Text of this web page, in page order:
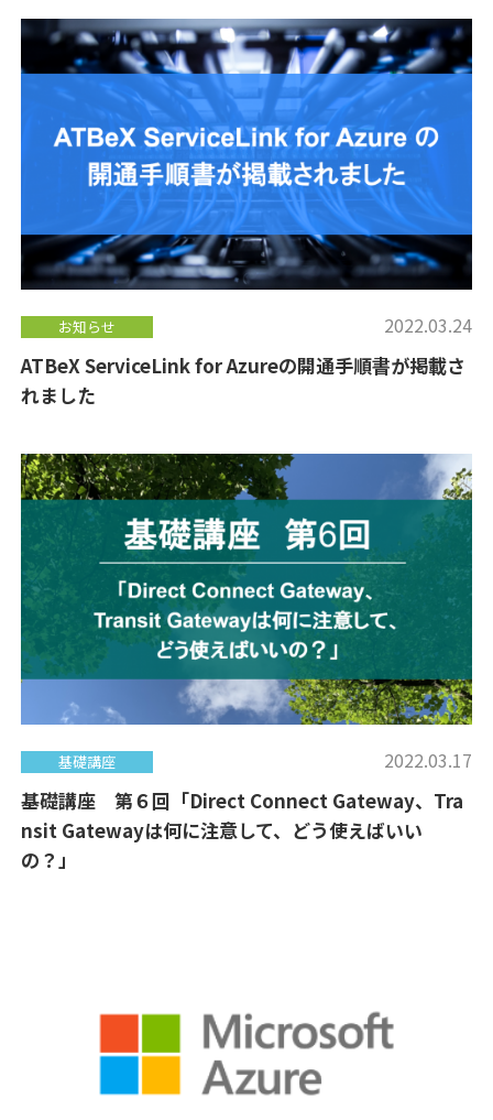
お知らせ 2022.03.24
ATBeX ServiceLink for Azureの開通手順書が掲載さ
れました
基礎講座 2022.03.17
基礎講座 第６回「Direct Connect Gateway、Tra
nsit Gatewayは何に注意して、どう使えばいい
の？」